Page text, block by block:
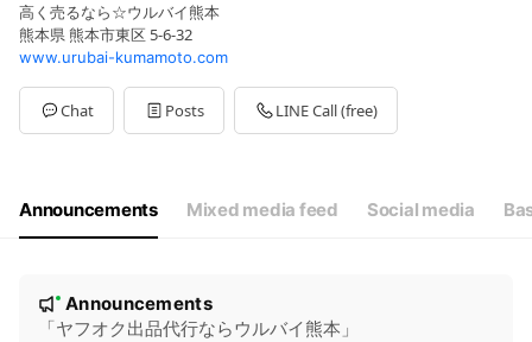
高く売るなら☆ウルバイ熊本
熊本県 熊本市東区 5-6-32
www.urubai-kumamoto.com
Chat Posts LINE Call (free)
Announcements Mixed media feed Social media
New
Announcements
「ヤフオク出品代行ならウルバイ熊本」